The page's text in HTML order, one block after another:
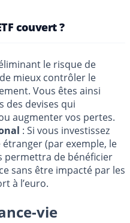
couvert ?
le risque de
mieux contrôler le
Vous êtes ainsi
des devises qui
augmenter vos pertes.
: Si vous investissez
(par exemple, le
permettra de bénéficier
sans être impacté par les
à l’euro.
vie